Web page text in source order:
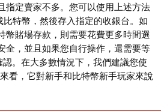
指定賣家不多。您可以使用上述方法
特幣，然後存入指定的收銀台。如
幣賭場存款，則需要花費更多時間選
全，並且如果您自行操作，還需要等
。在大多數情況下，我們建議您使
看，它對新手和比特幣新手玩家來說